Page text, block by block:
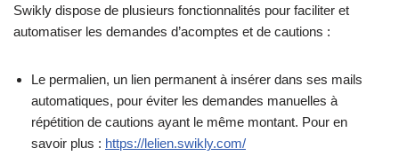
Swikly dispose de plusieurs fonctionnalités pour faciliter et
automatiser les demandes d’acomptes et de cautions :
Le permalien, un lien permanent à insérer dans ses mails
automatiques, pour éviter les demandes manuelles à
répétition de cautions ayant le même montant. Pour en
savoir plus : https://lelien.swikly.com/